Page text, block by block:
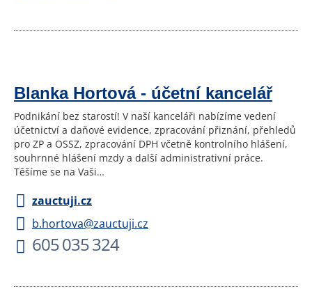
Blanka Hortová - účetní kancelář
Podnikání bez starostí! V naší kanceláři nabízíme vedení
účetnictví a daňové evidence, zpracování přiznání, přehledů
pro ZP a OSSZ, zpracování DPH včetně kontrolního hlášení,
souhrnné hlášení mzdy a další administrativní práce.
Těšíme se na Vaši…
zauctuji.cz
b.hortova@zauctuji.cz
605 035 324